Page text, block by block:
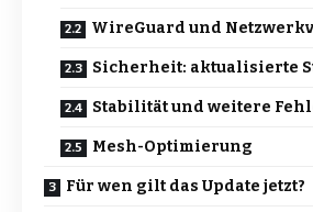
WireGuard und
Sicherheit: aktualisierte
Stabilität und weitere
Mesh-Optimierung
Für wen gilt das Update jetzt?